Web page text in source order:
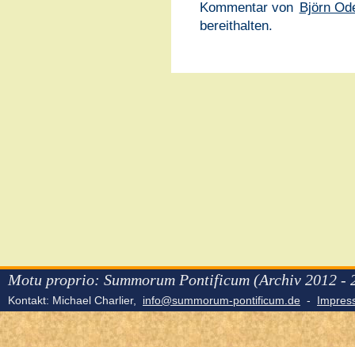
Kommentar von Björn
bereithalten.
Motu proprio: Summorum Pontificum (Archiv 2012 -
Kontakt: Michael Charlier, info@summorum-pontificum.de -